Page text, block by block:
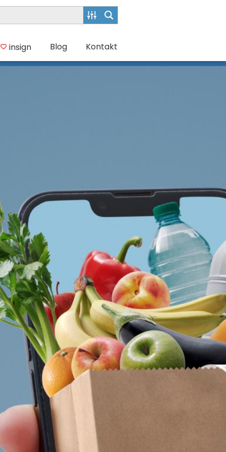
insign Blog Kontakt